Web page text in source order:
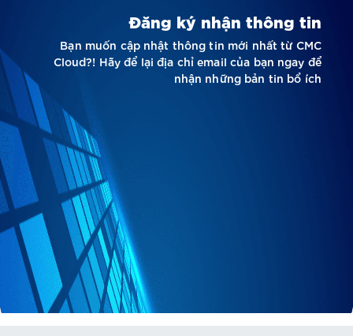
Đăng ký nhận thông tin
Bạn muốn cập nhật thông tin mới nhất từ CMC
Cloud?! Hãy để lại địa chỉ email của bạn ngay để
nhận những bản tin bổ ích